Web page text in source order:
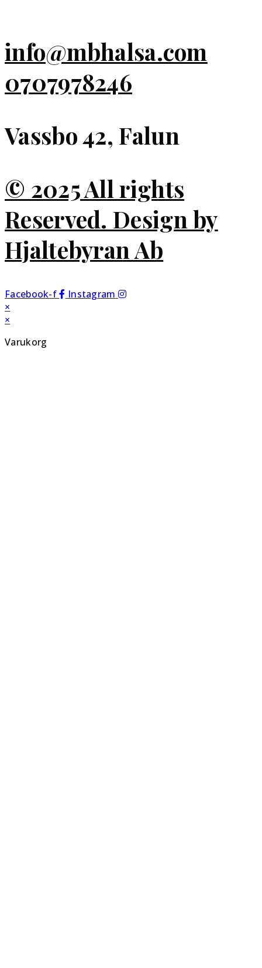
info@mbhalsa.com
0707978246
Vassbo 42, Falun
© 2025 All rights
Reserved. Design by
Hjaltebyran Ab
Facebook-f
Instagram
×
×
Varukorg